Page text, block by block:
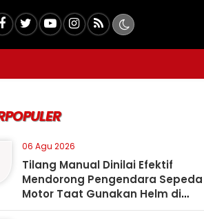
06 Agu 2026
Tilang Manual Dinilai Efektif
Mendorong Pengendara Sepeda
Motor Taat Gunakan Helm di
Kota Padangsidimpuan